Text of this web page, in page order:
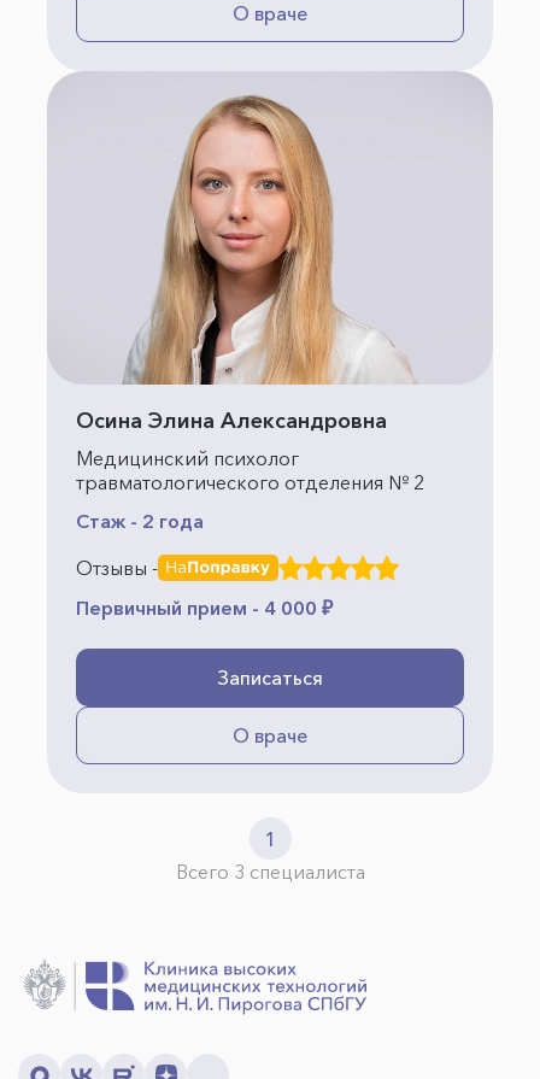
О враче
Осина Элина Александровна
Медицинский психолог
травматологического отделения № 2
Стаж - 2 года
Отзывы -
Первичный прием - 4 000 ₽
Записаться
О враче
1
Всего 3 специалиста